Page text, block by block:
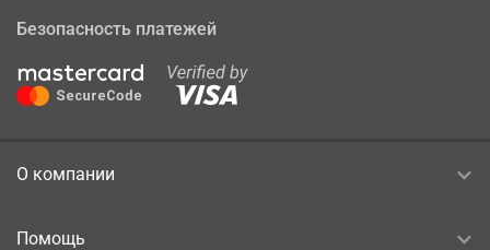
Безопасность платежей
О компании
Помощь